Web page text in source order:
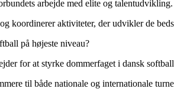
arbejde med elite og
koordinerer aktiviteter, der udvikler de
på højeste niveau?
for at styrke dommerfaget i dansk
til både nationale og internationale